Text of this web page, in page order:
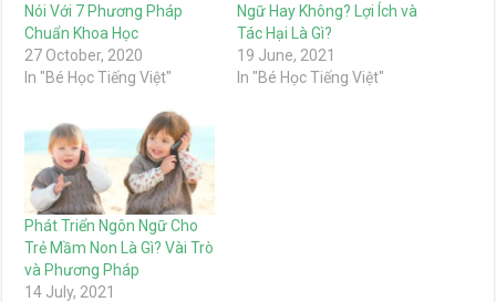
Nói Với 7 Phương Pháp
Chuẩn Khoa Học
27 October, 2020
In "Bé Học Tiếng Việt"
Ngữ Hay Không? Lợi Ích và
Tác Hại Là Gì?
19 June, 2021
In "Bé Học Tiếng Việt"
Phát Triển Ngôn Ngữ Cho
Trẻ Mầm Non Là Gì? Vài Trò
và Phương Pháp
14 July, 2021